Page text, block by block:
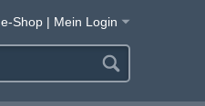
e-Shop | Mein Login